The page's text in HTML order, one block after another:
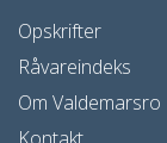
Opskrifter
Råvareindeks
Om Valdemarsro
Kontakt